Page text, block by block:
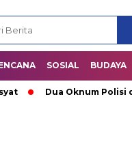
SOSIAL BUDAYA
Dua Oknum Polisi di